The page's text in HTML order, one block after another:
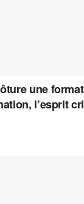
une
l’esprit